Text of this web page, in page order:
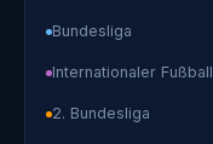
Bundesliga
Internationaler Fußball
2. Bundesliga